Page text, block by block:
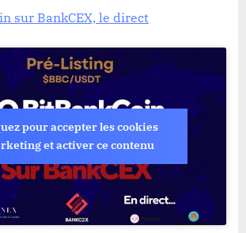
sur BankCEX, le direct
pour accepter les cookies
et activer ce contenu